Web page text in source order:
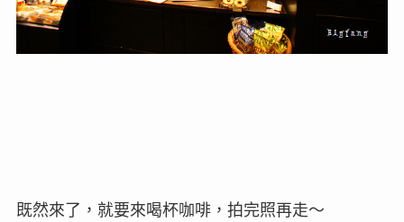
既然來了，就要來喝杯咖啡，拍完照再走～